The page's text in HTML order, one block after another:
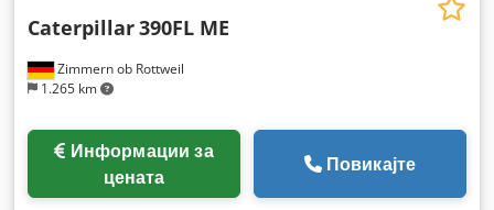
Zimmern ob Rottweil
1.265 km
Caterpillar390FL ME
цената
Повикајте